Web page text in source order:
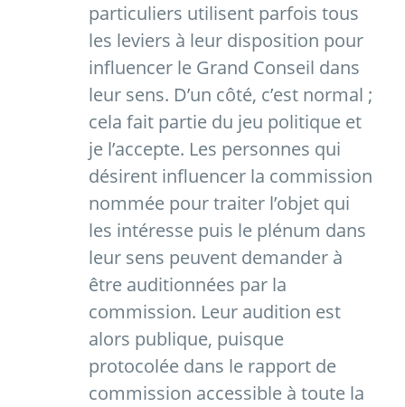
particuliers utilisent parfois tous
les leviers à leur disposition pour
influencer le Grand Conseil dans
leur sens. D’un côté, c’est normal ;
cela fait partie du jeu politique et
je l’accepte. Les personnes qui
désirent influencer la commission
nommée pour traiter l’objet qui
les intéresse puis le plénum dans
leur sens peuvent demander à
être auditionnées par la
commission. Leur audition est
alors publique, puisque
protocolée dans le rapport de
commission accessible à toute la